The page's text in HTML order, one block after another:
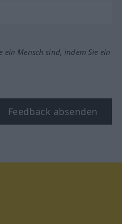
ein Mensch sind, indem Sie ein
Feedback absenden